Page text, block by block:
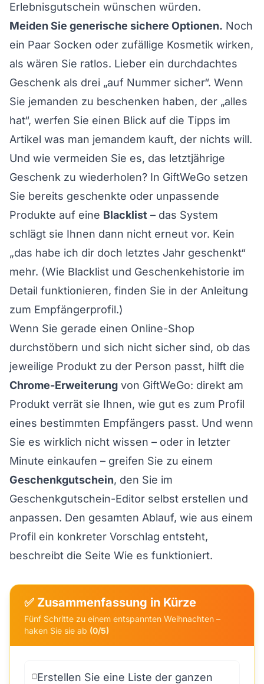
Erlebnisgutschein wünschen würden.
Meiden Sie generische sichere Optionen. Noch
ein Paar Socken oder zufällige Kosmetik wirken,
als wären Sie ratlos. Lieber ein durchdachtes
Geschenk als drei „auf Nummer sicher“. Wenn
Sie jemanden zu beschenken haben, der „alles
hat“, werfen Sie einen Blick auf die Tipps im
Artikel was man jemandem kauft, der nichts will.
Und wie vermeiden Sie es, das letztjährige
Geschenk zu wiederholen? In GiftWeGo setzen
Sie bereits geschenkte oder unpassende
Produkte auf eine Blacklist – das System
schlägt sie Ihnen dann nicht erneut vor. Kein
„das habe ich dir doch letztes Jahr geschenkt“
mehr. (Wie Blacklist und Geschenkehistorie im
Detail funktionieren, finden Sie in der Anleitung
zum Empfängerprofil.)
Wenn Sie gerade einen Online-Shop
durchstöbern und sich nicht sicher sind, ob das
jeweilige Produkt zu der Person passt, hilft die
Chrome-Erweiterung von GiftWeGo: direkt am
Produkt verrät sie Ihnen, wie gut es zum Profil
eines bestimmten Empfängers passt. Und wenn
Sie es wirklich nicht wissen – oder in letzter
Minute einkaufen – greifen Sie zu einem
Geschenkgutschein, den Sie im
Geschenkgutschein-Editor selbst erstellen und
anpassen. Den gesamten Ablauf, wie aus einem
Profil ein konkreter Vorschlag entsteht,
beschreibt die Seite Wie es funktioniert.
✅ Zusammenfassung in Kürze
Fünf Schritte zu einem entspannten Weihnachten –
haken Sie sie ab (0/5)
Erstellen Sie eine Liste der ganzen